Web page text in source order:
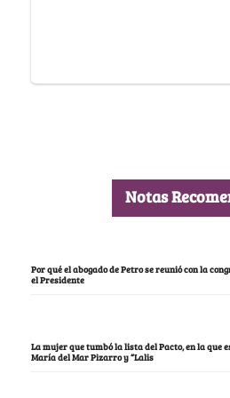
Notas
Por qué el abogado de Petro se reunió con la
el Presidente
La mujer que tumbó la lista del Pacto, en la que
María del Mar Pizarro y “Lalis